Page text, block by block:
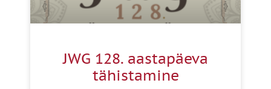
JWG 128. aastapäeva
tähistamine